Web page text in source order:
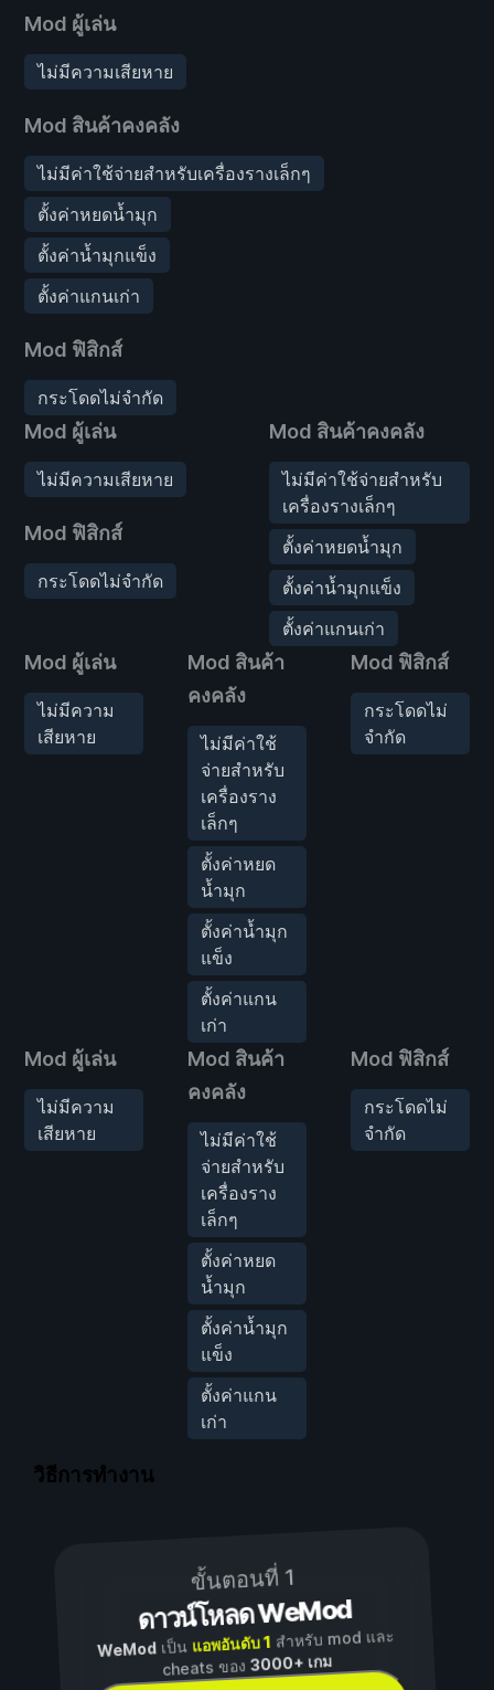
Mod ผู้เล่น
ไม่มีความเสียหาย
Mod สินค้าคงคลัง
ไม่มีค่าใช้จ่ายสำหรับเครื่องรางเล็กๆ
ตั้งค่าหยดน้ำมุก
ตั้งค่าน้ำมุกแข็ง
ตั้งค่าแกนเก่า
Mod ฟิสิกส์
กระโดดไม่จำกัด
Mod ผู้เล่น
ไม่มีความเสียหาย
Mod ฟิสิกส์
กระโดดไม่จำกัด
Mod สินค้าคงคลัง
ไม่มีค่าใช้จ่ายสำหรับ
เครื่องรางเล็กๆ
ตั้งค่าหยดน้ำมุก
ตั้งค่าน้ำมุกแข็ง
ตั้งค่าแกนเก่า
Mod ผู้เล่น
ไม่มีความ
เสียหาย
Mod สินค้า
คงคลัง
ไม่มีค่าใช้
จ่ายสำหรับ
เครื่องราง
เล็กๆ
ตั้งค่าหยด
น้ำมุก
ตั้งค่าน้ำมุก
แข็ง
ตั้งค่าแกน
เก่า
Mod ฟิสิกส์
กระโดดไม่
จำกัด
Mod ผู้เล่น
ไม่มีความ
เสียหาย
Mod สินค้า
คงคลัง
ไม่มีค่าใช้
จ่ายสำหรับ
เครื่องราง
เล็กๆ
ตั้งค่าหยด
น้ำมุก
ตั้งค่าน้ำมุก
แข็ง
ตั้งค่าแกน
เก่า
Mod ฟิสิกส์
กระโดดไม่
จำกัด
วิธีการทำงาน
ขั้นตอนที่ 1
ดาวน์โหลด WeMod
WeModเป็น แอพอันดับ 1 สำหรับ mod และ
cheats ของ3000+ เกม